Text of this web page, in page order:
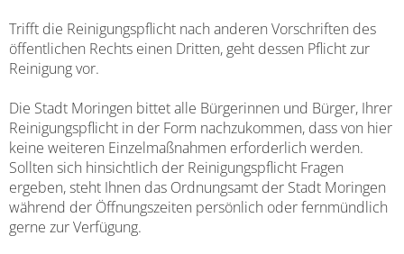
Trifft die Reinigungspflicht nach anderen Vorschriften des
öffentlichen Rechts einen Dritten, geht dessen Pflicht zur
Reinigung vor.
Die Stadt Moringen bittet alle Bürgerinnen und Bürger, Ihrer
Reinigungspflicht in der Form nachzukommen, dass von hier
keine weiteren Einzelmaßnahmen erforderlich werden.
Sollten sich hinsichtlich der Reinigungspflicht Fragen
ergeben, steht Ihnen das Ordnungsamt der Stadt Moringen
während der Öffnungszeiten persönlich oder fernmündlich
gerne zur Verfügung.